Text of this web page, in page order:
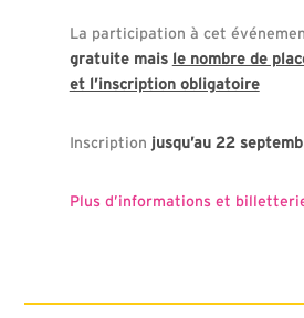
La participation à cet
gratuite mais le nombre de
et l’inscription obligatoire
Inscription jusqu’au 22
Plus d’informations et